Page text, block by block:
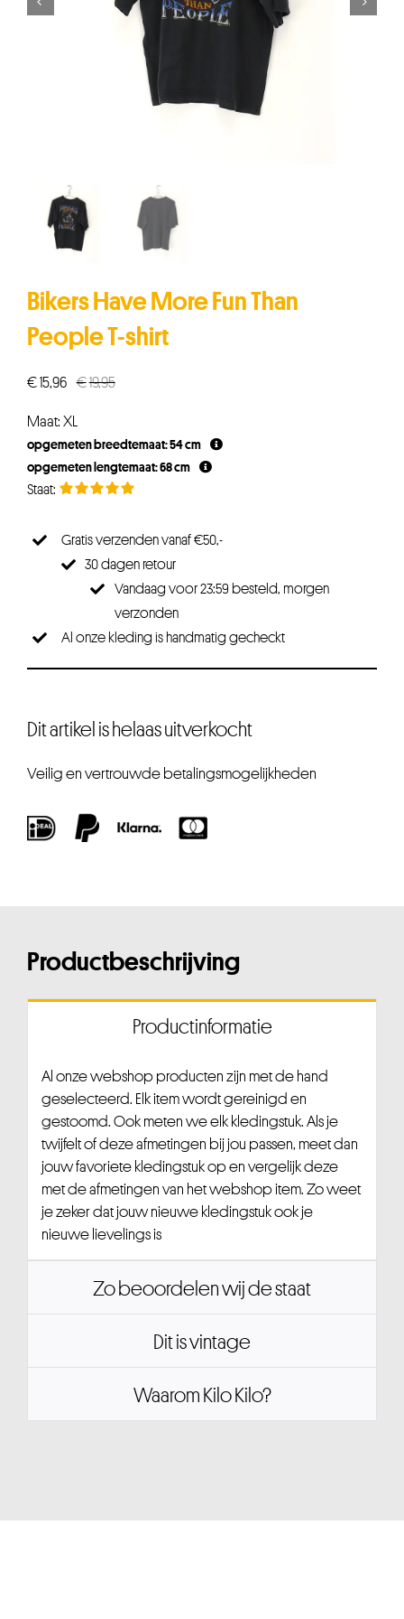
Bikers Have More Fun Than
People T-shirt
€19,95Oorspronkelijke
€19,95.
€15,96
Huidige
€15,96.
Maat: XL
opgemeten breedtemaat: 54 cm
opgemeten lengtemaat: 68 cm
Gratis verzenden vanaf €50,-
30 dagen retour
Vandaag voor 23:59 besteld, morgen
verzonden
Al onze kleding is handmatig gecheckt
Dit artikel is helaas uitverkocht
Veilig en vertrouwde betalingsmogelijkheden
Productbeschrijving
Productinformatie
Al onze webshop producten zijn met de hand
geselecteerd. Elk item wordt gereinigd en
gestoomd. Ook meten we elk kledingstuk. Als je
twijfelt of deze afmetingen bij jou passen, meet dan
jouw favoriete kledingstuk op en vergelijk deze
met de afmetingen van het webshop item. Zo weet
je zeker dat jouw nieuwe kledingstuk ook je
nieuwe lievelings is
Zo beoordelen wij de staat
Dit is vintage
Waarom Kilo Kilo?